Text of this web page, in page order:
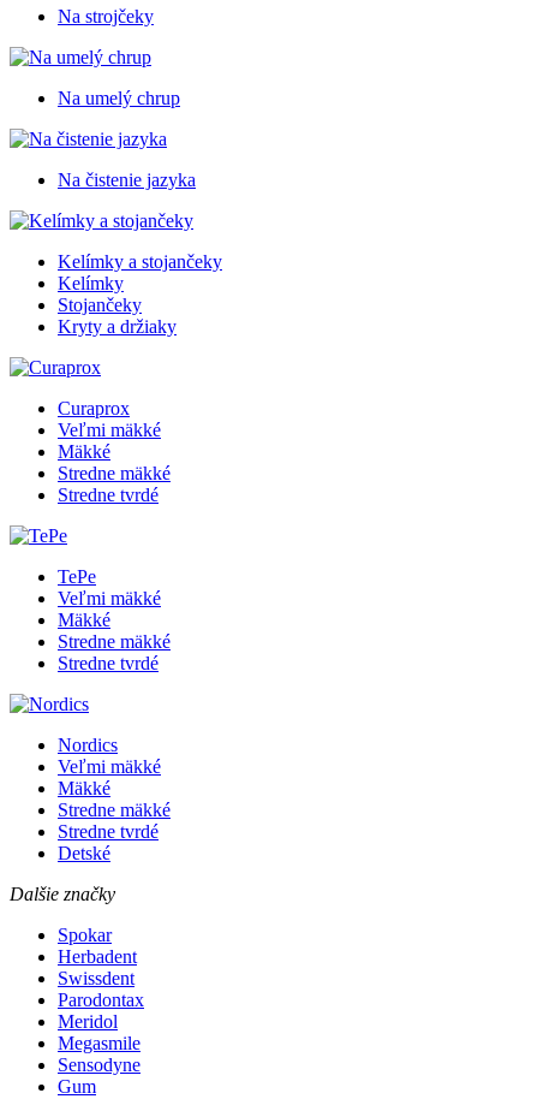
Na strojčeky
Na umelý chrup
Na čistenie jazyka
Kelímky a stojančeky
Kelímky
Stojančeky
Kryty a držiaky
Curaprox
Veľmi mäkké
Mäkké
Stredne mäkké
Stredne tvrdé
TePe
Veľmi mäkké
Mäkké
Stredne mäkké
Stredne tvrdé
Nordics
Veľmi mäkké
Mäkké
Stredne mäkké
Stredne tvrdé
Detské
Dalšie značky
Spokar
Herbadent
Swissdent
Parodontax
Meridol
Megasmile
Sensodyne
Gum